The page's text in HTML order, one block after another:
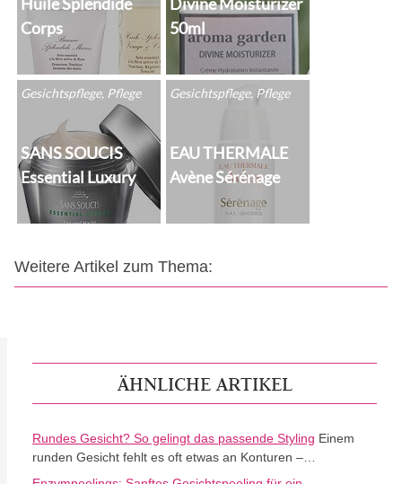
Corps
50ml
Gesichtspflege, Pflege
SANS SOUCIS
Essential Luxury
Gesichtspflege, Pflege
EAU THERMALE
Avène Sérénage
Weitere Artikel zum Thema:
ÄHNLICHE ARTIKEL
Rundes Gesicht? So gelingt das passende Styling Einem
runden Gesicht fehlt es oft etwas an Konturen –…